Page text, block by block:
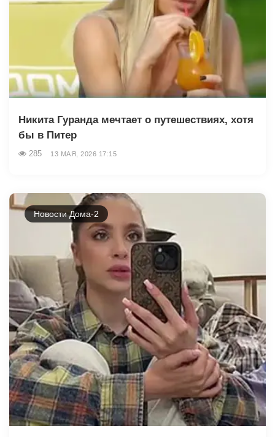
Никита Гуранда мечтает о путешествиях, хотя
бы в Питер
285 13 МАЯ, 2026 17:15
Новости Дома-2